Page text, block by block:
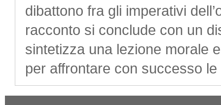
dibattono fra gli imperativi
racconto si conclude con un
sintetizza una lezione morale
per affrontare con successo